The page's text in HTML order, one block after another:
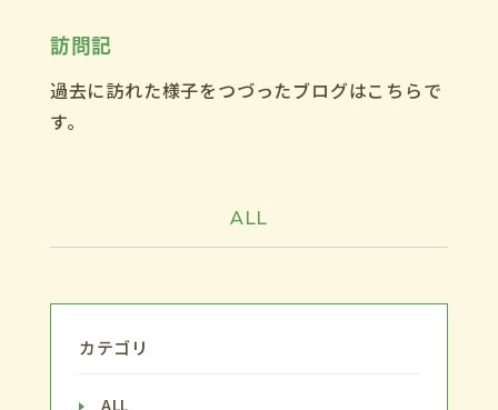
訪問記
過去に訪れた様子をつづったブログはこちらで
す。
ALL
カテゴリ
ALL